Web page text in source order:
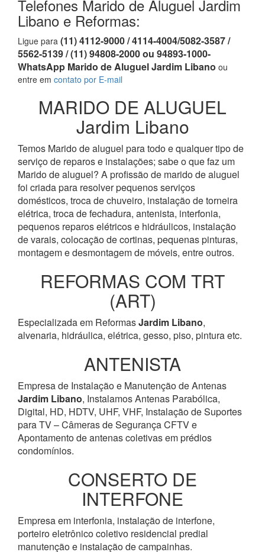
Telefones Marido de Aluguel Jardim
Libano e Reformas:
Ligue para (11) 4112-9000 / 4114-4004/5082-3587 /
5562-5139 / (11) 94808-2000 ou 94893-1000-
WhatsApp Marido de Aluguel Jardim Libano ou
entre em contato por E-mail
MARIDO DE ALUGUEL
Jardim Libano
Temos Marido de aluguel para todo e qualquer tipo de
serviço de reparos e instalações; sabe o que faz um
Marido de aluguel? A profissão de marido de aluguel
foi criada para resolver pequenos serviços
domésticos, troca de chuveiro, instalação de torneira
elétrica, troca de fechadura, antenista, interfonia,
pequenos reparos elétricos e hidráulicos, instalação
de varais, colocação de cortinas, pequenas pinturas,
montagem e desmontagem de móveis, entre outros.
REFORMAS COM TRT
(ART)
Especializada em ReformasJardim Libano,
alvenaria, hidráulica, elétrica, gesso, piso, pintura etc.
ANTENISTA
Empresa de Instalação e Manutenção de Antenas
Jardim Libano, Instalamos Antenas Parabólica,
Digital, HD, HDTV, UHF, VHF, Instalação de Suportes
para TV – Câmeras de Segurança CFTV e
Apontamento de antenas coletivas em prédios
condomínios.
CONSERTO DE
INTERFONE
Empresa em interfonia, instalação de interfone,
porteiro eletrônico coletivo residencial predial
manutenção e instalação de campainhas.